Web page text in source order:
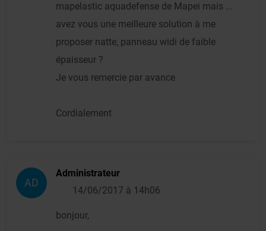
mapelastic aquadefense de Mapei mais ...
avez vous une meilleure solution à me
proposer natte, panneau widi de faible
épaisseur ?
Je vous remercie par avance
Cordialement
AD
Administrateur
14/06/2017 à 14h06
bonjour,